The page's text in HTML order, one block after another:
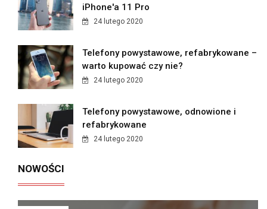
iPhone'a 11 Pro
24 lutego 2020
Telefony powystawowe, refabrykowane –
warto kupować czy nie?
24 lutego 2020
Telefony powystawowe, odnowione i
refabrykowane
24 lutego 2020
NOWOŚCI